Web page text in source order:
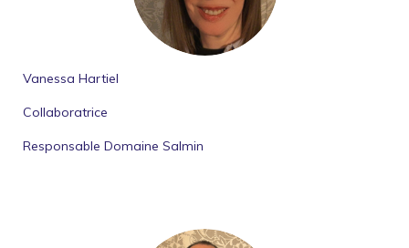
Vanessa Hartiel
Collaboratrice
Responsable Domaine Salmin